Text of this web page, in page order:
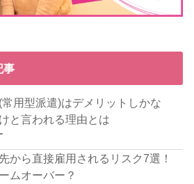
事
用型派遣)はデメリットしかな
と言われる理由とは
から直接雇用されるリスク7選！
ムオーバー？